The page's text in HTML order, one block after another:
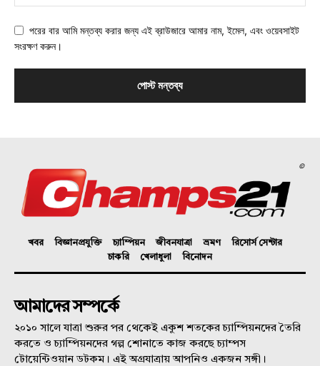
পরের বার আমি মন্তব্য করার জন্য এই ব্রাউজারে আমার নাম, ইমেল, এবং ওয়েবসাইট
সংরক্ষণ করুন।
©
খবর বিজ্ঞানপ্রযুক্তি চ্যাম্পিয়ন জীবনযাত্রা ভ্রমণ
রিসোর্স সেন্টার
চাকরি
খেলাধুলা বিনোদন
আমাদের সম্পর্কে
২০১০ সালে যাত্রা শুরুর পর থেকেই একুশ শতকের চ্যাম্পিয়নদের তৈরি
করতে ও চ্যাম্পিয়নদের গল্প শোনাতে কাজ করছে চ্যাম্পস
টোয়েন্টিওয়ান ডটকম। এই অগ্রযাত্রায় আপনিও একজন সঙ্গী।